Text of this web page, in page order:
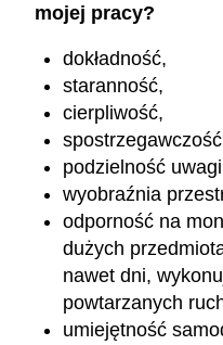
mojej pracy?
dokładność,
staranność,
cierpliwość,
podzielność
wyobraźnia
odporność na
dużych
nawet dni,
powtarzanych
umiejętność